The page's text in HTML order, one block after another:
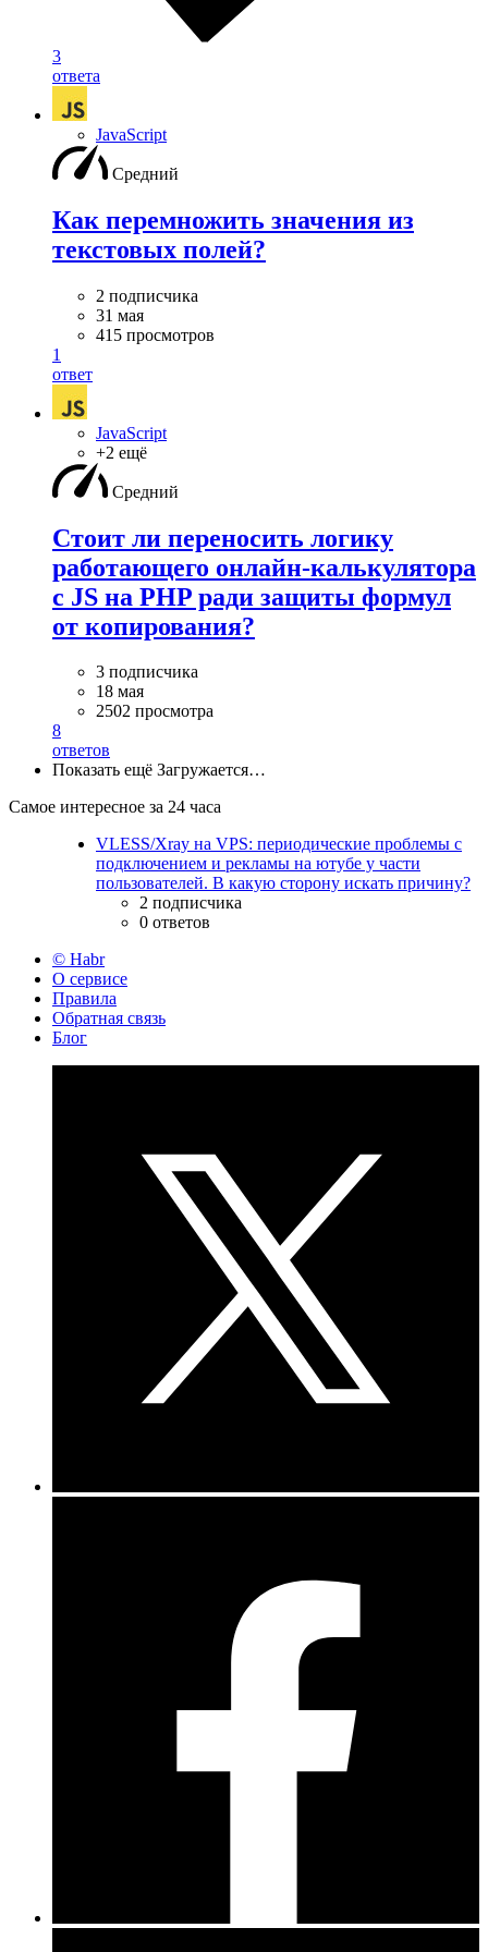
3
ответа
JavaScript
Средний
Как перемножить значения из
текстовых полей?
2 подписчика
31 мая
415 просмотров
1
ответ
JavaScript
+2 ещё
Средний
Стоит ли переносить логику
работающего онлайн-калькулятора
с JS на PHP ради защиты формул
от копирования?
3 подписчика
18 мая
2502 просмотра
8
ответов
Показать ещё Загружается…
Самое интересное за 24 часа
VLESS/Xray на VPS: периодические проблемы с
подключением и рекламы на ютубе у части
пользователей. В какую сторону искать причину?
2 подписчика
0 ответов
© Habr
О сервисе
Правила
Обратная связь
Блог